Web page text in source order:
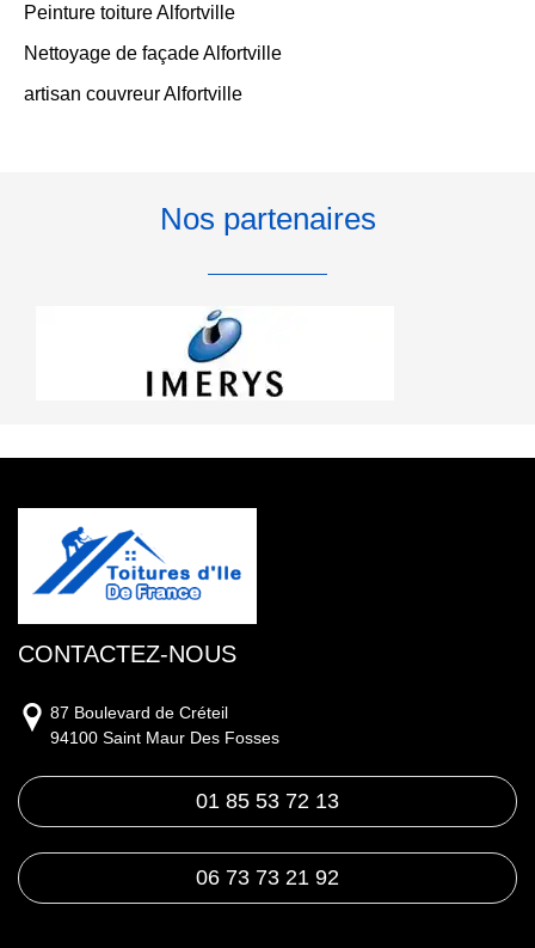
Peinture toiture Alfortville
Nettoyage de façade Alfortville
artisan couvreur Alfortville
Nos partenaires
CONTACTEZ-NOUS
87 Boulevard de Créteil
94100 Saint Maur Des Fosses
01 85 53 72 13
06 73 73 21 92